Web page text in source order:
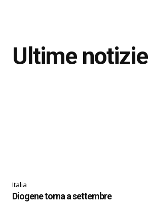
Ultime notizie
Italia
Diogene torna a settembre